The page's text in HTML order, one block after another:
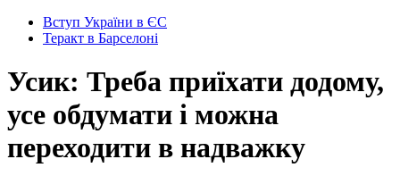
Вступ України в ЄС
Теракт в Барселоні
Усик: Треба приїхати додому,
усе обдумати і можна
переходити в надважку